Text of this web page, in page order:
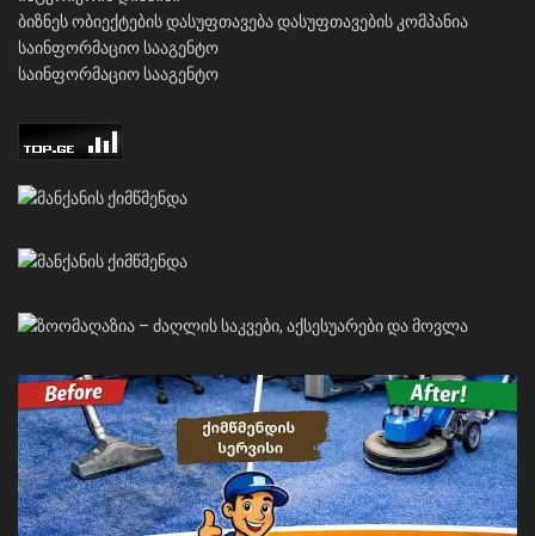
ბიზნეს ობიექტების დასუფთავებადასუფთავების კომპანია
საინფორმაციო სააგენტო
საინფორმაციო სააგენტო